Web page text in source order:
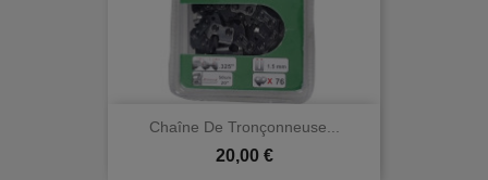
Chaîne De Tronçonneuse...
Prix
20,00 €